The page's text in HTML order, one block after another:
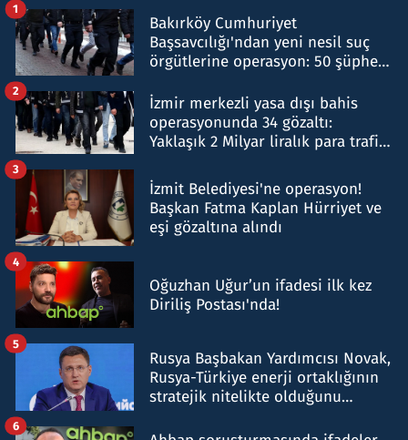
Bakırköy Cumhuriyet
Başsavcılığı'ndan yeni nesil suç
örgütlerine operasyon: 50 şüpheli
1
İzmir merkezli yasa dışı bahis
operasyonunda 34 gözaltı:
Yaklaşık 2 Milyar liralık para trafiği
2
İzmit Belediyesi'ne operasyon!
Başkan Fatma Kaplan Hürriyet ve
eşi gözaltına alındı
3
Oğuzhan Uğur’un ifadesi ilk kez
Diriliş Postası'nda!
4
Rusya Başbakan Yardımcısı Novak,
Rusya-Türkiye enerji ortaklığının
stratejik nitelikte olduğunu
5
6